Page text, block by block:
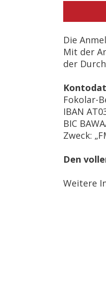
Die
Mit der
der
Fokolar-
IBAN
BIC
Zweck:
Den
Weitere